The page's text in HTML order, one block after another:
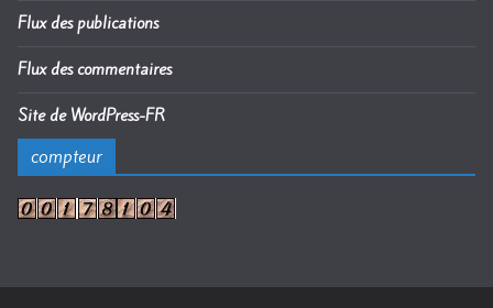
Flux des publications
Flux des commentaires
Site de WordPress-FR
compteur